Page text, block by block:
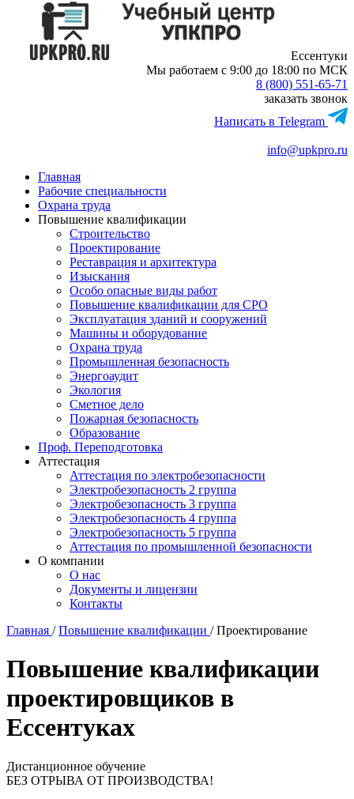
Ессентуки
Мы работаем с 9:00 до 18:00 по МСК
8 (800) 551-65-71
заказать звонок
Написать в Telegram
info@upkpro.ru
Главная
Рабочие специальности
Охрана труда
Повышение квалификации
Строительство
Проектирование
Реставрация и архитектура
Изыскания
Особо опасные виды работ
Повышение квалификации для СРО
Эксплуатация зданий и сооружений
Машины и оборудование
Охрана труда
Промышленная безопасность
Энергоаудит
Экология
Сметное дело
Пожарная безопасность
Образование
Проф. Переподготовка
Аттестация
Аттестация по электробезопасности
Электробезопасность 2 группа
Электробезопасность 3 группа
Электробезопасность 4 группа
Электробезопасность 5 группа
Аттестация по промышленной безопасности
О компании
О нас
Документы и лицензии
Контакты
Главная /Повышение квалификации /Проектирование
Повышение квалификации
проектировщиков в
Ессентуках
Дистанционное обучение
БЕЗ ОТРЫВА ОТ ПРОИЗВОДСТВА!